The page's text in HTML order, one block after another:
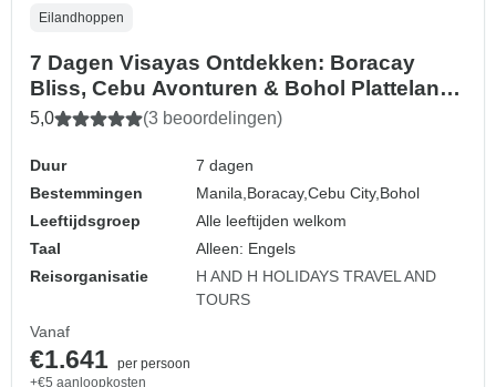
Eilandhoppen
7 Dagen Visayas Ontdekken: Boracay
Bliss, Cebu Avonturen & Bohol Platteland
Ontsnappen
5,0 (3 beoordelingen)
Duur
7 dagen
Bestemmingen
Manila, Boracay,Cebu City, Bohol
Leeftijdsgroep
Alle leeftijden welkom
Taal
Alleen: Engels
Reisorganisatie
H AND H HOLIDAYS TRAVEL AND
TOURS
Vanaf
€1.641 per persoon
+€5 aanloopkosten